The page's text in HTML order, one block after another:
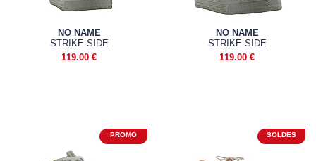
NO NAME
STRIKE SIDE
119.00 €
NO NAME
STRIKE SIDE
119.00 €